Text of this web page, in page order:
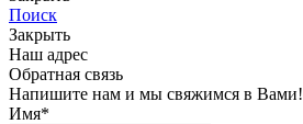
Поиск
Закрыть
Наш адрес
Обратная связь
Напишите нам и мы свяжимся в Вами!
Имя*